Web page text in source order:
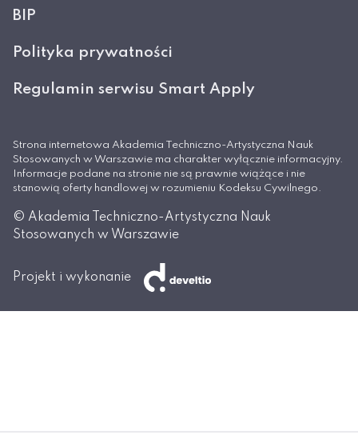
BIP
Polityka prywatności
Regulamin serwisu Smart Apply
Strona internetowa Akademia Techniczno-Artystyczna Nauk
Stosowanych w Warszawie ma charakter wyłącznie informacyjny.
Informacje podane na stronie nie są prawnie wiążące i nie
stanowią oferty handlowej w rozumieniu Kodeksu Cywilnego.
© Akademia Techniczno-Artystyczna Nauk
Stosowanych w Warszawie
Projekt i wykonanie